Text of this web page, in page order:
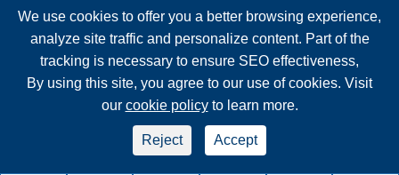
Copyright© Blue Icon (Tianjin) Technology Co., Ltd.
práva vyhrazena.
sep-footer Mapa stránek
|
Zásady ochrany osobních údajů
We use cookies to offer you a better browsing experience,
analyze site traffic and personalize content. Part of the
tracking is necessary to ensure SEO effectiveness,
By using this site, you agree to our use of cookies. Visit
our cookie policyto learn more.
Reject Accept